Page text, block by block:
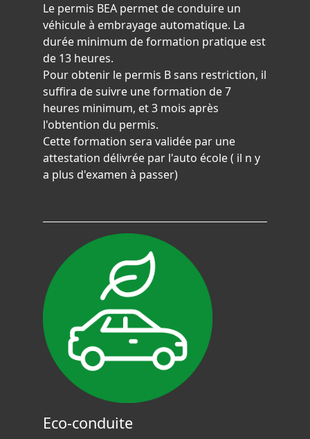
Le permis BEA permet de conduire un
véhicule à embrayage automatique. La
durée minimum de formation pratique est
de 13 heures.
Pour obtenir le permis B sans restriction, il
suffira de suivre une formation de 7
heures minimum, et 3 mois après
l'obtention du permis.
Cette formation sera validée par une
attestation délivrée par l'auto école ( il n y
a plus d'examen à passer)
Eco-conduite